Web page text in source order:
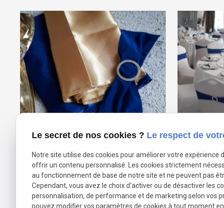
Accès rapide
Organisation de
Le secret de nos cookies ? Le respect de
Notre site utilise des cookies pour améliorer votre expérience
offrir un contenu personnalisé. Les cookies strictement
au fonctionnement de base de notre site et ne peuvent pas
Cependant, vous avez le choix d'activer ou de désactiver les
personnalisation, de performance et de marketing selon vos
pouvez modifier vos paramètres de cookies à tout moment